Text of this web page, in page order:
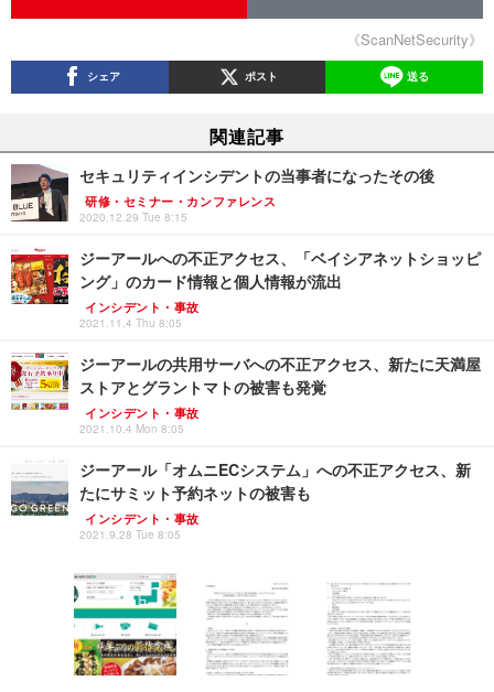
《ScanNetSecurity》
シェア ポスト 送る
関連記事
セキュリティインシデントの当事者になったその後
研修・セミナー・カンファレンス
2020.12.29 Tue 8:15
ジーアールへの不正アクセス、「ベイシアネットショッピ
ング」のカード情報と個人情報が流出
インシデント・事故
2021.11.4 Thu 8:05
ジーアールの共用サーバへの不正アクセス、新たに天満屋
ストアとグラントマトの被害も発覚
インシデント・事故
2021.10.4 Mon 8:05
ジーアール「オムニECシステム」への不正アクセス、新
たにサミット予約ネットの被害も
インシデント・事故
2021.9.28 Tue 8:05